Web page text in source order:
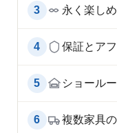
3 永く楽し
4 保証とア
5 ショール
6 複数家具